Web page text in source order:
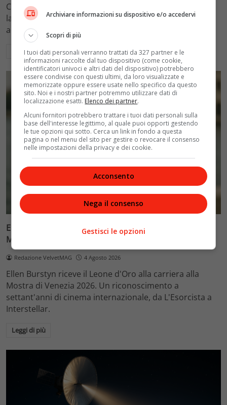
Come funzionano i controlli del fisco sui conti correnti:
la doppia soglia del 20% e 71mila euro che attiva gli
accertamenti e la ricostruzione del reddito.
Leggi di più
Cinema
Ellen Burstyn riceve il Leone d’Oro alla carriera alla
Mostra di Venezia 2026
Redazione VelvetMAG 4 Agosto 2026
Ellen Burstyn riceve il Leone d'Oro alla carriera alla
Mostra di Venezia 2026. Un riconoscimento a
settant'anni di cinema internazionale, da L'Esorcista a
Interstellar.
Leggi di più
Archiviare informazioni su dispositivo e/o accedervi
Scopri di più
I tuoi dati personali verranno trattati da 327 partner e le
informazioni raccolte dal tuo dispositivo (come cookie,
identificatori univoci e altri dati del dispositivo) potrebbero
essere condivise con questi ultimi, da loro visualizzate e
memorizzate oppure essere usate nello specifico da questo
sito. Noi e i nostri partner potremmo utilizzare dati di
localizzazione esatti. Elenco dei partner.
Alcuni fornitori potrebbero trattare i tuoi dati personali sulla
base dell'interesse legittimo, al quale puoi opporti gestendo
le tue opzioni qui sotto. Cerca un link in fondo a questa
pagina o nel menu del sito per gestire o revocare il consenso
nelle impostazioni della privacy e dei cookie.
Acconsento
Nega il consenso
Gestisci le opzioni